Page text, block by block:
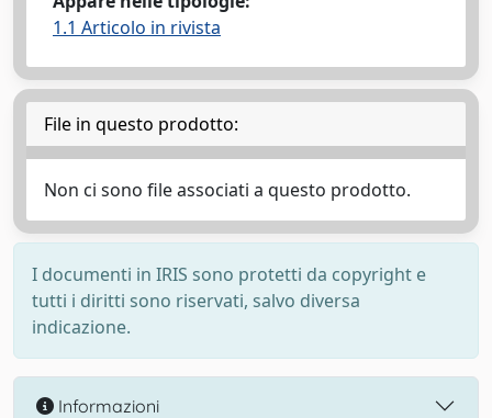
1.1 Articolo in rivista
File in questo prodotto:
Non ci sono file associati a questo prodotto.
I documenti in IRIS sono protetti da copyright e
tutti i diritti sono riservati, salvo diversa
indicazione.
Informazioni